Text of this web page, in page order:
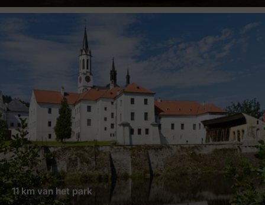
11 km van het park